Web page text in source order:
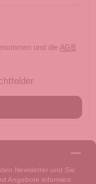
und die AGB
Newsletter und Sie
Angebote informiert